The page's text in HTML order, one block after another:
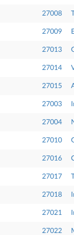
27008
27009
27013
27014
27015
27003
27004
27010
27016
27017
27018
27021
27022